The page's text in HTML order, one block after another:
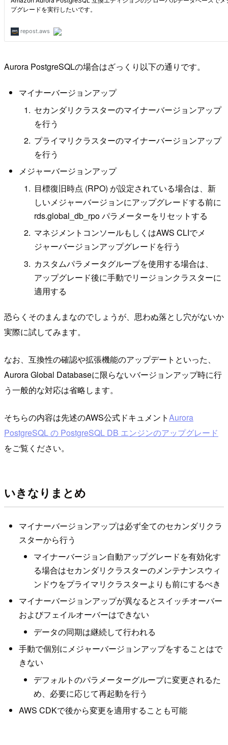
Aurora PostgreSQLの場合はざっくり以下の通りです。
マイナーバージョンアップ
セカンダリクラスターのマイナーバージョンアップ
を行う
プライマリクラスターのマイナーバージョンアップ
を行う
メジャーバージョンアップ
目標復旧時点 (RPO) が設定されている場合は、新
しいメジャーバージョンにアップグレードする前に
rds.global_db_rpo パラメーターをリセットする
マネジメントコンソールもしくはAWS CLIでメ
ジャーバージョンアップグレードを行う
カスタムパラメータグループを使用する場合は、
アップグレード後に手動でリージョンクラスターに
適用する
恐らくそのまんまなのでしょうが、思わぬ落とし穴がないか
実際に試してみます。
なお、互換性の確認や拡張機能のアップデートといった、
Aurora Global Databaseに限らないバージョンアップ時に行
う一般的な対応は省略します。
そちらの内容は先述のAWS公式ドキュメントAurora
PostgreSQL の PostgreSQL DB エンジンのアップグレード
をご覧ください。
いきなりまとめ
マイナーバージョンアップは必ず全てのセカンダリクラ
スターから行う
マイナーバージョン自動アップグレードを有効化す
る場合はセカンダリクラスターのメンテナンスウィ
ンドウをプライマリクラスターよりも前にするべき
マイナーバージョンアップが異なるとスイッチオーバー
およびフェイルオーバーはできない
データの同期は継続して行われる
手動で個別にメジャーバージョンアップをすることはで
きない
デフォルトのパラメーターグループに変更されるた
め、必要に応じて再起動を行う
AWS CDKで後から変更を適用することも可能